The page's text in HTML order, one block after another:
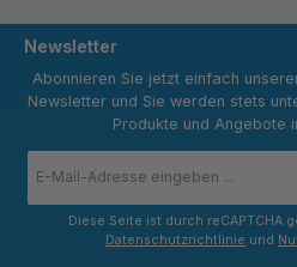
Newsletter
Abonnieren Sie jetzt einfach
Newsletter und Sie werden stets
Produkte und Angebote
Mail-
*
Diese Seite ist durch reCAPTCHA
Datenschutzrichtlinie und